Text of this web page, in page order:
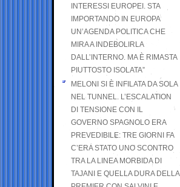
INTERESSI EUROPEI. STA
IMPORTANDO IN EUROPA
UN’AGENDA POLITICA CHE
MIRA A INDEBOLIRLA
DALL’INTERNO. MA È RIMASTA
PIUTTOSTO ISOLATA”
MELONI SI È INFILATA DA SOLA
NEL TUNNEL. L’ESCALATION
DI TENSIONE CON IL
GOVERNO SPAGNOLO ERA
PREVEDIBILE: TRE GIORNI FA
C’ERA STATO UNO SCONTRO
TRA LA LINEA MORBIDA DI
TAJANI E QUELLA DURA DELLA